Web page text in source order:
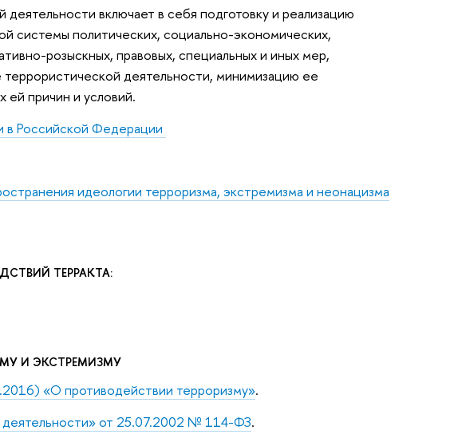
включает в себя подготовку и реализацию
системы политических, социально-экономических,
розыскных, правовых, специальных и иных мер,
деятельности, минимизацию ее
причин и условий.
в Российской Федерации
идеологии терроризма, экстремизма и неонацизма
ТЕРРАКТА:
И ЭКСТРЕМИЗМУ
«О противодействии терроризму».
от 25.07.2002 № 114-ФЗ.